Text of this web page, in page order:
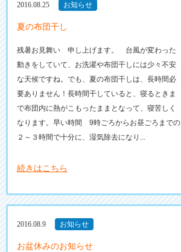
2016.08.25 お知らせ
夏の布団干し
残暑お見舞い 申し上げます。 台風が変わった
動きをしていて、お洗濯や布団干しには少々不安
な天候ですね。でも、夏の布団干しは、長時間必
要ありません！長時間干していると、寝るときま
で布団内に熱がこもったままとなって、寝苦しく
なります。早い時間 9時ごろからお昼ごろまでの
２～３時間で十分に、湿気除去になり...
続きはこちら
2016.08.9 お知らせ
お盆休みのお知らせ